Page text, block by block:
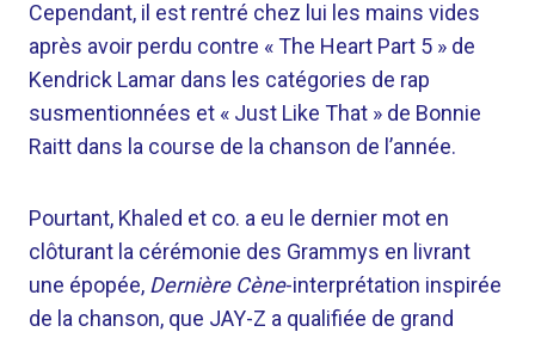
Cependant, il est rentré chez lui les mains vides
après avoir perdu contre « The Heart Part 5 » de
Kendrick Lamar dans les catégories de rap
susmentionnées et « Just Like That » de Bonnie
Raitt dans la course de la chanson de l’année.
Pourtant, Khaled et co. a eu le dernier mot en
clôturant la cérémonie des Grammys en livrant
une épopée, Dernière Cène-interprétation inspirée
de la chanson, que JAY-Z a qualifiée de grand